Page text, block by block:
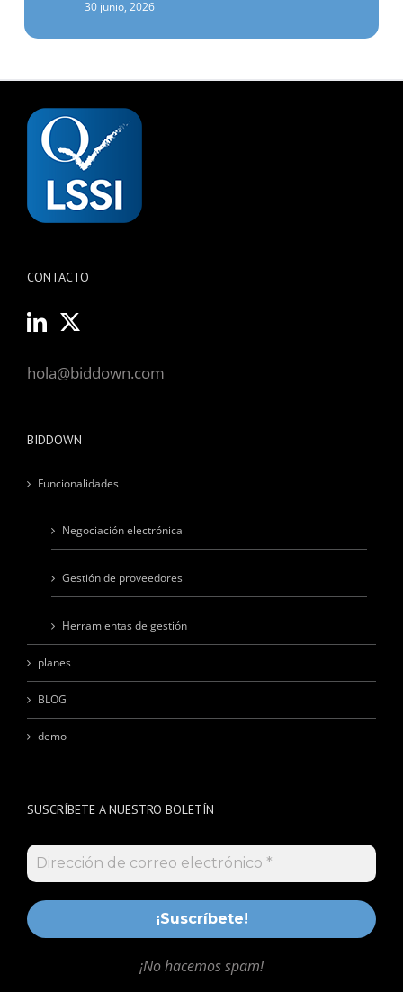
hola@biddown.com
SUSCRÍBETE A NUESTRO BOLETÍN
¡No hacemos spam!